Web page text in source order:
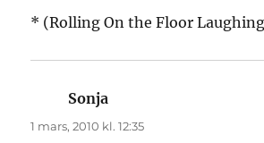
* (Rolling On the Floor
Sonja
1 mars, 2010 kl. 12:35